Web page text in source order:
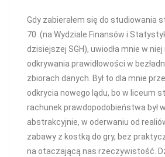
Gdy zabierałem się do studiowania
70. (na Wydziale Finansów i
dzisiejszej SGH), uwiodła mnie w
odkrywania prawidłowości w
zbiorach danych. Był to dla mnie
odkrycia nowego lądu, bo w liceum
rachunek prawdopodobieństwa był
abstrakcyjnie, w oderwaniu od
zabawy z kostką do gry, bez
na otaczającą nas rzeczywistość.